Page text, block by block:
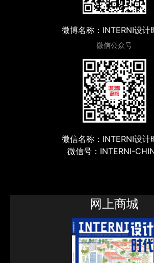
微博名称：INTERNI设计
微信公众号
微信名称：INTERNI设计
微信号：INTERNI-
网上商城